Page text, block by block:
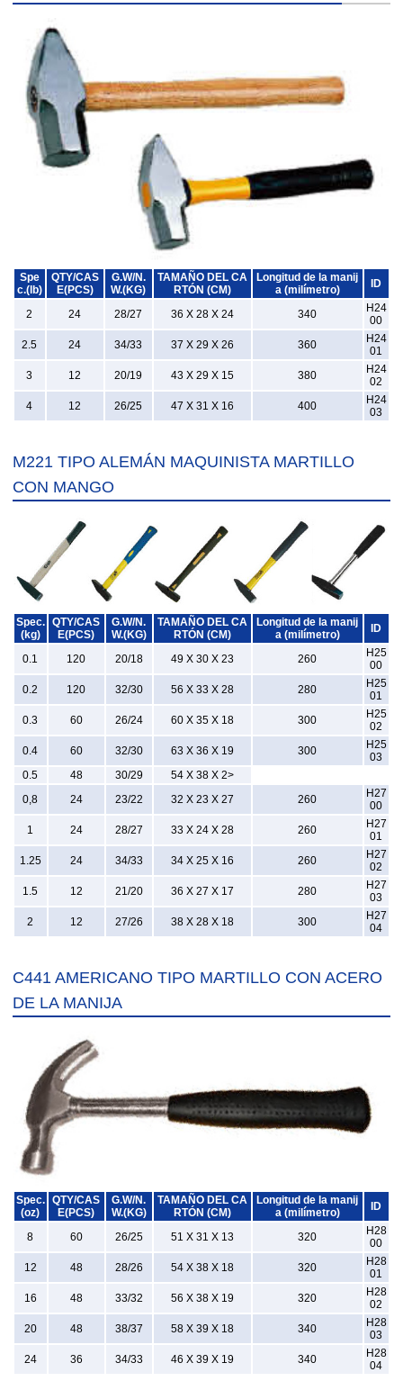
Spe
c.(lb)
QTY/CAS
E(PCS)
G.W/N.
W.(KG)
TAMAÑO DEL CA
RTÓN (CM)
Longitud de la manij
a (milímetro)
ID
2 24 28/27 36 X 28 X 24 340
H24
00
2.5
24 34/33 37 X 29 X 26 360
H24
01
3
12 20/19 43 X 29 X 15 380
H24
02
4
12 26/25 47 X 31 X 16 400
H24
03
M221 TIPO ALEMÁN MAQUINISTA MARTILLO
CON MANGO
Spec.
(kg)
QTY/CAS
E(PCS)
G.W/N.
W.(KG)
TAMAÑO DEL CA
RTÓN (CM)
Longitud de la manij
a (milímetro)
ID
0.1 120 20/18 49 X 30 X 23 260
H25
00
0.2
120 32/30 56 X 33 X 28 280
H25
01
0.3
60 26/24 60 X 35 X 18 300
H25
02
0.4
60 32/30 63 X 36 X 19 300
H25
03
0.5
48 30/29
54 X 38 X 2>
0,8
24 23/22 32 X 23 X 27 260
H27
00
1
24 28/27 33 X 24 X 28 260
H27
01
1.25
24 34/33 34 X 25 X 16 260
H27
02
1.5
12 21/20 36 X 27 X 17 280
H27
03
2
12 27/26 38 X 28 X 18 300
H27
04
C441 AMERICANO TIPO MARTILLO CON ACERO
DE LA MANIJA
Spec.
(oz)
QTY/CAS
E(PCS)
G.W/N.
W.(KG)
TAMAÑO DEL CA
RTÓN (CM)
Longitud de la manij
a (milímetro)
ID
8 60 26/25 51 X 31 X 13 320
H28
00
12
48 28/26 54 X 38 X 18 320
H28
01
16
48 33/32 56 X 38 X 19 320
H28
02
20
48 38/37 58 X 39 X 18 340
H28
03
24
36 34/33 46 X 39 X 19 340
H28
04